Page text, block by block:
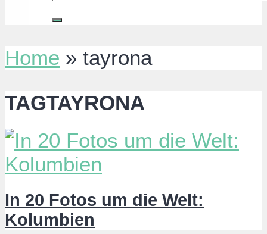
Home » tayrona
TAGTAYRONA
In 20 Fotos um die Welt:
Kolumbien